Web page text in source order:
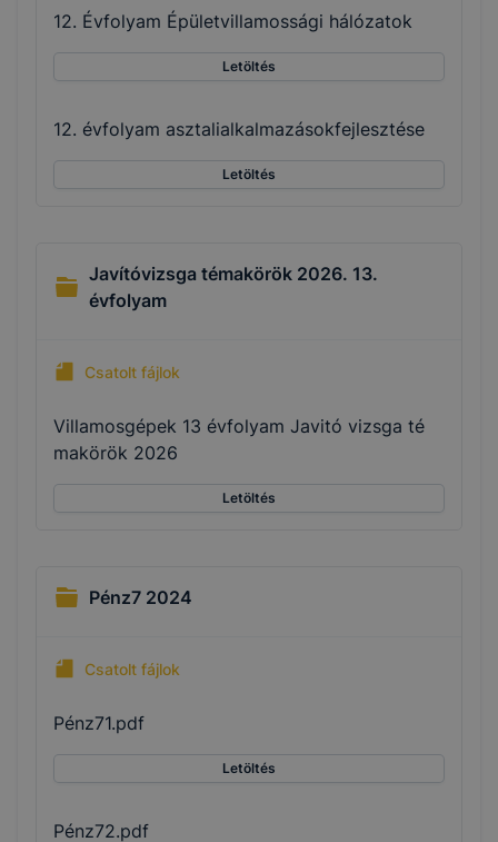
12. Évfolyam Épületvillamossági hálózatok
Letöltés
12. évfolyam asztalialkalmazásokfejlesztése
Letöltés
Javítóvizsga témakörök 2026. 13.
évfolyam
Csatolt fájlok
Villamosgépek 13 évfolyam Javitó vizsga té
makörök 2026
Letöltés
Pénz7 2024
Csatolt fájlok
Pénz71.pdf
Letöltés
Pénz72.pdf